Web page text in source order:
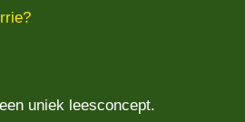
uniek leesconcept.